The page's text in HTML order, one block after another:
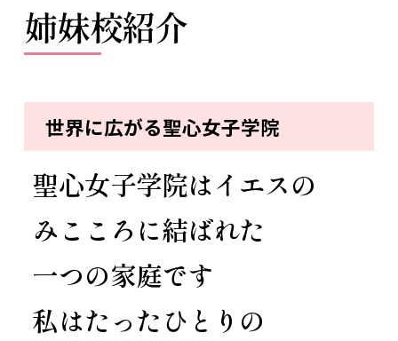
姉妹校紹介
世界に広がる聖心女子学院
聖心女子学院はイエスの
みこころに結ばれた
一つの家庭です
私はたったひとりの